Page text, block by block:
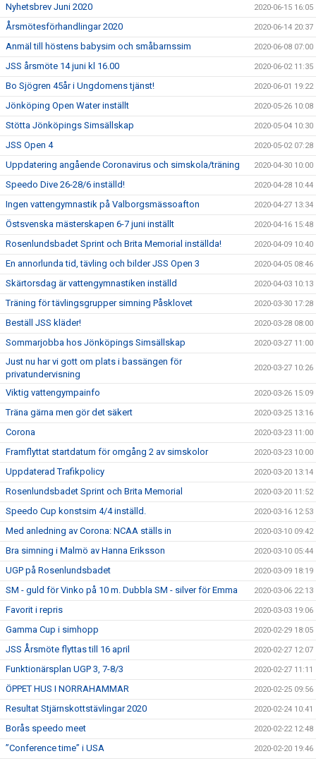
Nyhetsbrev Juni 2020 2020-06-15 16:05
Årsmötesförhandlingar 2020 2020-06-14 20:37
Anmäl till höstens babysim och småbarnssim 2020-06-08 07:00
JSS årsmöte 14 juni kl 16.00 2020-06-02 11:35
Bo Sjögren 45år i Ungdomens tjänst! 2020-06-01 19:22
Jönköping Open Water inställt 2020-05-26 10:08
Stötta Jönköpings Simsällskap 2020-05-04 10:30
JSS Open 4 2020-05-02 07:28
Uppdatering angående Coronavirus och simskola/träning 2020-04-30 10:00
Speedo Dive 26-28/6 inställd! 2020-04-28 10:44
Ingen vattengymnastik på Valborgsmässoafton 2020-04-27 13:34
Östsvenska mästerskapen 6-7 juni inställt 2020-04-16 15:48
Rosenlundsbadet Sprint och Brita Memorial inställda! 2020-04-09 10:40
En annorlunda tid, tävling och bilder JSS Open 3 2020-04-05 08:46
Skärtorsdag är vattengymnastiken inställd 2020-04-03 10:13
Träning för tävlingsgrupper simning Påsklovet 2020-03-30 17:28
Beställ JSS kläder! 2020-03-28 08:00
Sommarjobba hos Jönköpings Simsällskap 2020-03-27 11:00
Just nu har vi gott om plats i bassängen för
privatundervisning
2020-03-27 10:26
Viktig vattengympainfo 2020-03-26 15:09
Träna gärna men gör det säkert 2020-03-25 13:16
Corona 2020-03-23 11:00
Framflyttat startdatum för omgång 2 av simskolor 2020-03-23 10:00
Uppdaterad Trafikpolicy 2020-03-20 13:14
Rosenlundsbadet Sprint och Brita Memorial 2020-03-20 11:52
Speedo Cup konstsim 4/4 inställd. 2020-03-16 12:53
Med anledning av Corona: NCAA ställs in 2020-03-10 09:42
Bra simning i Malmö av Hanna Eriksson 2020-03-10 05:44
UGP på Rosenlundsbadet 2020-03-09 18:19
SM - guld för Vinko på 10 m. Dubbla SM - silver för Emma 2020-03-06 22:13
Favorit i repris 2020-03-03 19:06
Gamma Cup i simhopp 2020-02-29 18:05
JSS Årsmöte flyttas till 16 april 2020-02-27 12:07
Funktionärsplan UGP 3, 7-8/3 2020-02-27 11:11
ÖPPET HUS I NORRAHAMMAR 2020-02-25 09:56
Resultat Stjärnskottstävlingar 2020 2020-02-24 10:41
Borås speedo meet 2020-02-22 12:48
”Conference time” i USA 2020-02-20 19:46